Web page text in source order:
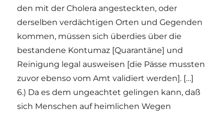
den mit der Cholera angesteckten, oder
derselben verdächtigen Orten und Gegenden
kommen, müssen sich überdies über die
bestandene Kontumaz [Quarantäne] und
Reinigung legal ausweisen [die Pässe mussten
zuvor ebenso vom Amt validiert werden]. […]
6.) Da es dem ungeachtet gelingen kann, daß
sich Menschen auf heimlichen Wegen